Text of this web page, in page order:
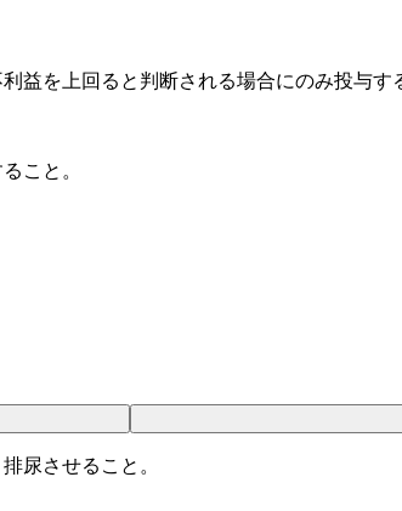
益を上回ると判断される場合にのみ投与す
こと。
尿させること。